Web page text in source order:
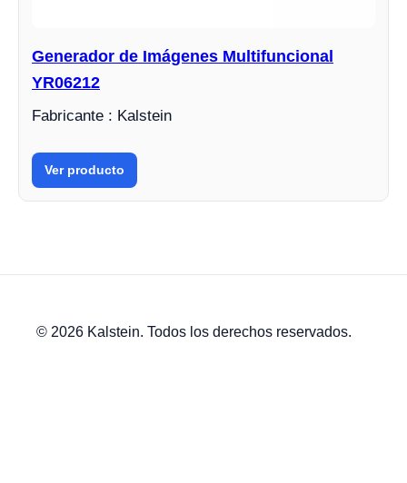
Generador de Imágenes Multifuncional
YR06212
Fabricante : Kalstein
Ver producto
© 2026 Kalstein. Todos los derechos reservados.